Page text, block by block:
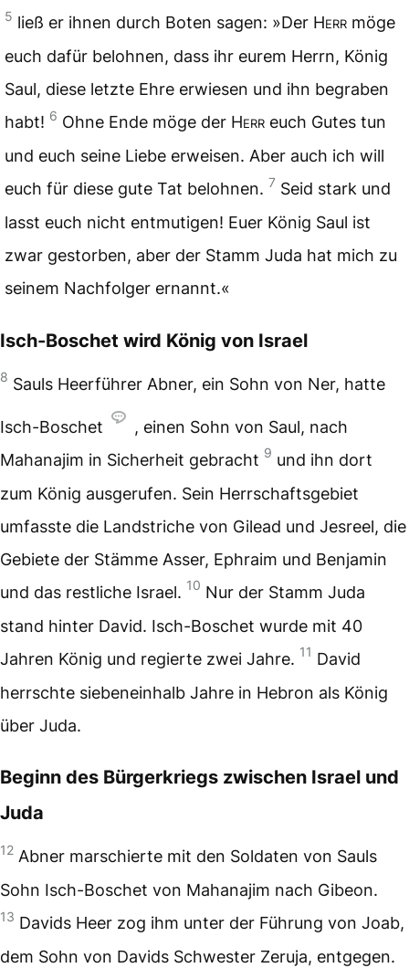
5 ließ er ihnen durch Boten sagen: »Der Herr möge
euch dafür belohnen, dass ihr eurem Herrn, König
Saul, diese letzte Ehre erwiesen und ihn begraben
habt! 6 Ohne Ende möge der Herr euch Gutes tun
und euch seine Liebe erweisen. Aber auch ich will
euch für diese gute Tat belohnen. 7 Seid stark und
lasst euch nicht entmutigen! Euer König Saul ist
zwar gestorben, aber der Stamm Juda hat mich zu
seinem Nachfolger ernannt.«
Isch-Boschet wird König von Israel
8 Sauls Heerführer Abner, ein Sohn von Ner, hatte
Isch-Boschet
, einen Sohn von Saul, nach
Mahanajim in Sicherheit gebracht 9 und ihn dort
zum König ausgerufen. Sein Herrschaftsgebiet
umfasste die Landstriche von Gilead und Jesreel, die
Gebiete der Stämme Asser, Ephraim und Benjamin
und das restliche Israel. 10 Nur der Stamm Juda
stand hinter David. Isch-Boschet wurde mit 40
Jahren König und regierte zwei Jahre. 11 David
herrschte siebeneinhalb Jahre in Hebron als König
über Juda.
Beginn des Bürgerkriegs zwischen Israel und
Juda
12 Abner marschierte mit den Soldaten von Sauls
Sohn Isch-Boschet von Mahanajim nach Gibeon.
13 Davids Heer zog ihm unter der Führung von Joab,
dem Sohn von Davids Schwester Zeruja, entgegen.